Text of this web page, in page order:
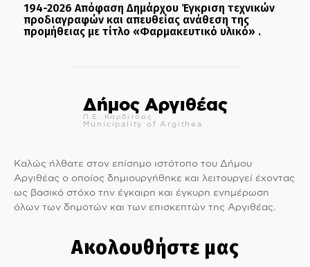
194-2026 Απόφαση Δημάρχου Έγκριση τεχνικών
προδιαγραφών και απευθείας ανάθεση της
προμήθειας με τίτλο «Φαρμακευτικό υλικό» .
Δήμος Αργιθέας
Π.Ε. Καρδίτσας
Municipality of Argithea
Καλώς ήλθατε στον επίσημο ιστότοπο του Δήμου
Αργιθέας ο οποίος δημιουργήθηκε και λειτουργεί έχοντας
ως βασικό στόχο την έγκαιρη και έγκυρη ενημέρωση
όλων των δημοτών και των επισκεπτών της Αργιθέας.
Ακολουθήστε μας